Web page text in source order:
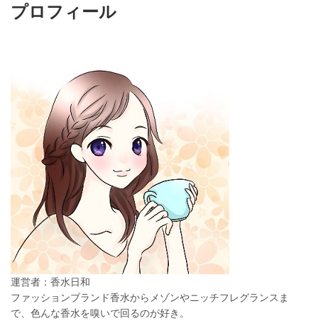
プロフィール
運営者：香水日和
ファッションブランド香水からメゾンやニッチフレグランスま
で、色んな香水を嗅いで回るのが好き。